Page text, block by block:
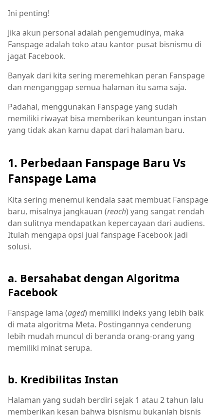
Ini penting!
Jika akun personal adalah pengemudinya, maka
Fanspage adalah toko atau kantor pusat bisnismu di
jagat Facebook.
Banyak dari kita sering meremehkan peran Fanspage
dan menganggap semua halaman itu sama saja.
Padahal, menggunakan Fanspage yang sudah
memiliki riwayat bisa memberikan keuntungan instan
yang tidak akan kamu dapat dari halaman baru.
1. Perbedaan Fanspage Baru Vs
Fanspage Lama
Kita sering menemui kendala saat membuat Fanspage
baru, misalnya jangkauan (reach) yang sangat rendah
dan sulitnya mendapatkan kepercayaan dari audiens.
Itulah mengapa opsi jual fanspage Facebook jadi
solusi.
a. Bersahabat dengan Algoritma
Facebook
Fanspage lama (aged) memiliki indeks yang lebih baik
di mata algoritma Meta. Postingannya cenderung
lebih mudah muncul di beranda orang-orang yang
memiliki minat serupa.
b. Kredibilitas Instan
Halaman yang sudah berdiri sejak 1 atau 2 tahun lalu
memberikan kesan bahwa bisnismu bukanlah bisnis